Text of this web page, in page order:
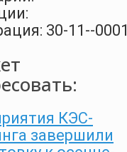
30-11--0001
КЭС-
завершили